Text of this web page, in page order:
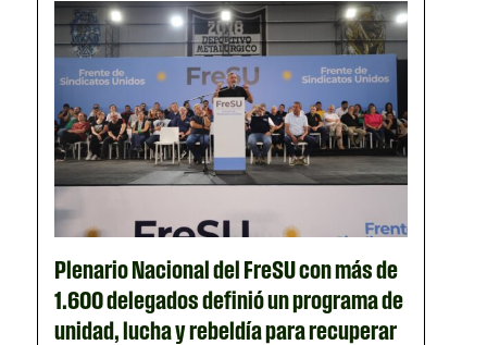
Plenario Nacional del FreSU con más de
1.600 delegados definió un programa de
unidad, lucha y rebeldía para recuperar